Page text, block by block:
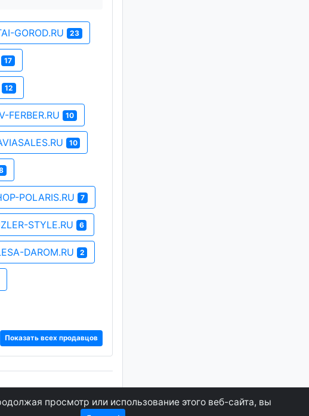
GOROD.RU 23
17
12
FERBER.RU 10
10
POLARIS.RU 7
STYLE.RU 6
DAROM.RU 2
Показать всех продавцов
Контакты
просмотр или использование этого веб-сайта, вы